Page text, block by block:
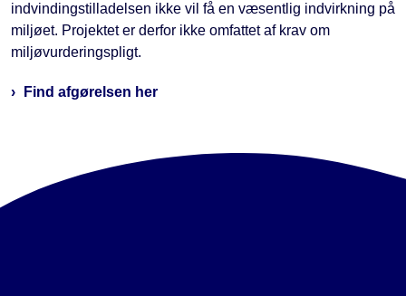
indvindingstilladelsen ikke vil få en væsentlig indvirkning på
miljøet. Projektet er derfor ikke omfattet af krav om
miljøvurderingspligt.
Find afgørelsen her